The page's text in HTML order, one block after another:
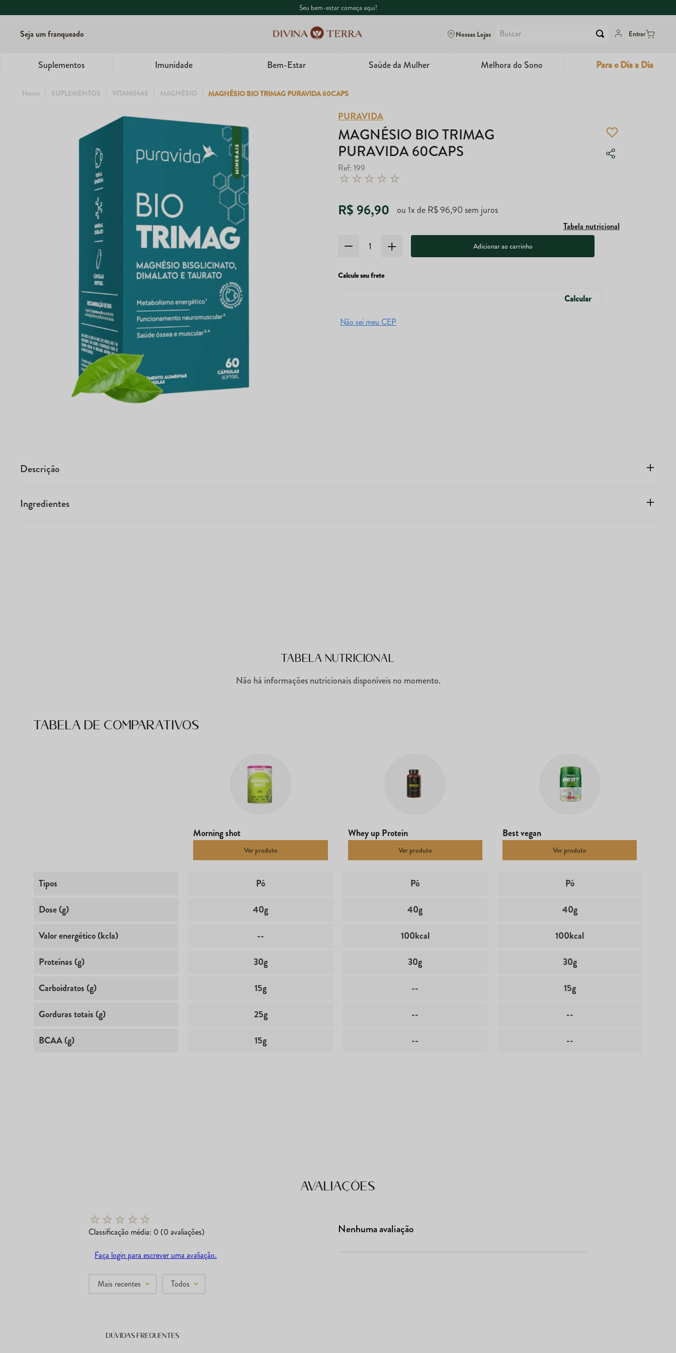
Seu bem-estar começa aqui!
Seja um franqueado Nossas Lojas
Buscar
Entrar
Suplementos Imunidade Bem-Estar Saúde da Mulher Melhora do Sono Para o Dia a Dia
SUPLEMENTOS VITAMINAS MAGNÉSIO MAGNÉSIO BIO TRIMAG PURAVIDA 60CAPS
PURAVIDA
MAGNÉSIO BIO TRIMAG
PURAVIDA 60CAPS
Ref: 199
☆☆☆☆☆
R$ 96,90 ou1x deR$96,90 sem juros
Tabela nutricional
Adicionar ao carrinho
Calcule seu frete
Descrição
Ingredientes
Tabela Nutricional
Não há informações nutricionais disponíveis no momento.
Tabela de comparativos
Morning shot
Ver produto
Whey up Protein
Ver produto
Best vegan
Ver produto
Tipos Pó Pó
Pó
Dose (g)
40g 40g
40g
Valor energético (kcla)
-- 100kcal
100kcal
Proteínas (g)
30g 30g
30g
Carboidratos (g)
15g --
15g
Gorduras totais (g)
25g --
--
BCAA (g)
15g -- --
Avaliações
☆☆☆☆☆
Classificação média: 0 (0 avaliações)
Faça login para escrever uma avaliação.
Mais recentes Todos
Nenhuma avaliação
Dúvidas frequentes
2º Creatina
3º Ômega
4º Garrafa
Magnésio